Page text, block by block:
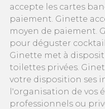
accepte les cartes
paiement. Ginette
moyen de paiement.
pour déguster
Ginette met à
toilettes privées.
votre disposition ses
l'organisation de vos
professionnels ou